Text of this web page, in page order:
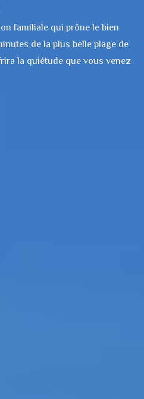
familiale qui prône le bien
de la plus belle plage de
la quiétude que vous venez